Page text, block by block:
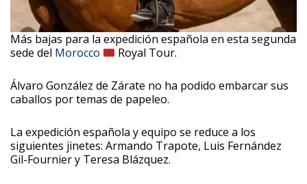
Más bajas para la expedición española en esta segunda
sede del Morocco Royal Tour.
Álvaro González de Zárate no ha podido embarcar sus
caballos por temas de papeleo.
La expedición española y equipo se reduce a los
siguientes jinetes: Armando Trapote, Luis Fernández
Gil-Fournier y Teresa Blázquez.